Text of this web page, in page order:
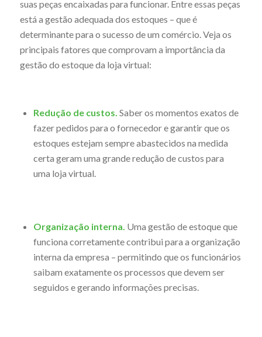
suas peças encaixadas para funcionar. Entre essas peças
está a gestão adequada dos estoques – que é
determinante para o sucesso de um comércio. Veja os
principais fatores que comprovam a importância da
gestão do estoque da loja virtual:
Redução de custos. Saber os momentos exatos de
fazer pedidos para o fornecedor e garantir que os
estoques estejam sempre abastecidos na medida
certa geram uma grande redução de custos para
uma loja virtual.
Organização interna. Uma gestão de estoque que
funciona corretamente contribui para a organização
interna da empresa – permitindo que os funcionários
saibam exatamente os processos que devem ser
seguidos e gerando informações precisas.